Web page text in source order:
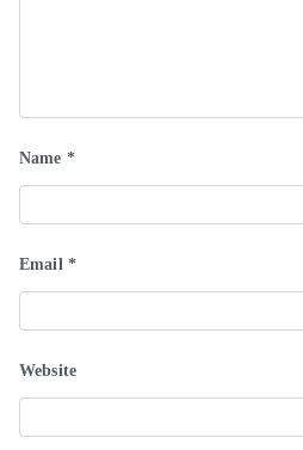
Name *
Email *
Website